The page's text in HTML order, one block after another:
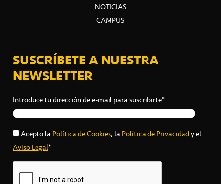
NOTICIAS
CAMPUS
SUSCRÍBETE A NUESTRA
NEWSLETTER
Introduce tu dirección de e-mail para suscribirte*
Acepto laPolítica de Cookies, laPolítica de Privacidady el
Aviso Legal*